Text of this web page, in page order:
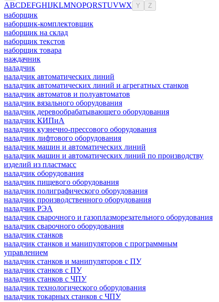
ABCDEFGHIJKLMNOPQRSTUVWX Y Z
наборщик
наборщик-комплектовщик
наборщик на склад
наборщик текстов
наборщик товара
наждачник
наладчик
наладчик автоматических линий
наладчик автоматических линий и агрегатных станков
наладчик автоматов и полуавтоматов
наладчик вязального оборудования
наладчик деревообрабатывающего оборудования
наладчик КИПиА
наладчик кузнечно-прессового оборудования
наладчик лифтового оборудования
наладчик машин и автоматических линий
наладчик машин и автоматических линий по производству
изделий из пластмасс
наладчик оборудования
наладчик пищевого оборудования
наладчик полиграфического оборудования
наладчик производственного оборудования
наладчик РЭА
наладчик сварочного и газоплазморезательного оборудования
наладчик сварочного оборудования
наладчик станков
наладчик станков и манипуляторов с программным
управлением
наладчик станков и манипуляторов с ПУ
наладчик станков с ПУ
наладчик станков с ЧПУ
наладчик технологического оборудования
наладчик токарных станков с ЧПУ